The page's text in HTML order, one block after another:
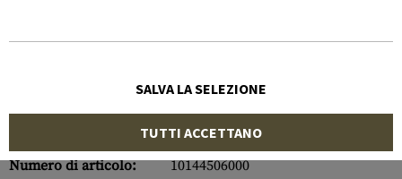
Numero di articolo:
10144506000
SALVA LA SELEZIONE
TUTTI ACCETTANO